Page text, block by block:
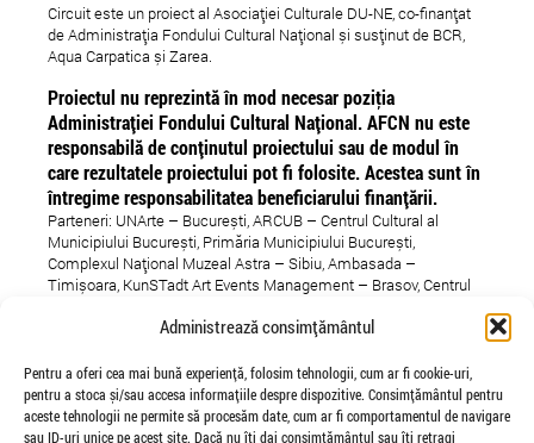
Administrează consimțământul
Pentru a oferi cea mai bună experiență, folosim tehnologii, cum ar fi cookie-uri,
pentru a stoca și/sau accesa informațiile despre dispozitive. Consimțământul pentru
aceste tehnologii ne permite să procesăm date, cum ar fi comportamentul de navigare
sau ID-uri unice pe acest site. Dacă nu îți dai consimțământul sau îți retragi
Circuit este un proiect al Asociației Culturale DU-NE, co-finanțat
de Administrația Fondului Cultural Național și susținut de BCR,
Aqua Carpatica și Zarea.
Proiectul nu reprezintă în mod necesar poziţia
Administrației Fondului Cultural Național. AFCN nu este
responsabilă de conținutul proiectului sau de modul în
care rezultatele proiectului pot fi folosite. Acestea sunt în
întregime responsabilitatea beneficiarului finanțării.
Parteneri: UNArte – București, ARCUB – Centrul Cultural al
Municipiului București, Primăria Municipiului București,
Complexul Național Muzeal Astra – Sibiu, Ambasada –
Timișoara, KunSTadt Art Events Management – Brasov, Centrul
Cluj-Napoca, AIOS – Sibiu, F64, Nikon, ArtKlub.
Parteneri Media: ELLE, Radio Romania Cultural, Modernism,
Decât O Revistă, Zeppelin, Designist, Iqads, URBAN.RO, Igloo,
Sapte Seri, feeder.ro, Artclue, We Art, Veioza Arte, COOPerativa
URBANĂ, Revista de Povestiri.